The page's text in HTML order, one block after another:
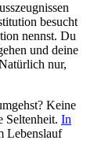
besucht
nennst. Du
und deine
nur,
Keine
Seltenheit. In
Lebenslauf